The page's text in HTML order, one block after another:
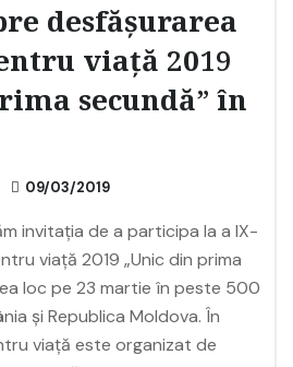
desfășurarea
viață 2019
secundă” în
09/03/2019
invitația de a participa la a IX-
viață 2019 „Unic din prima
loc pe 23 martie în peste 500
și Republica Moldova. În
viață este organizat de